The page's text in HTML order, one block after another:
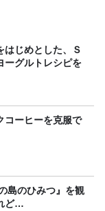
はじめとした、Ｓ
ーグルトレシピを
コーヒーを克服で
島のひみつ』を観
ど…